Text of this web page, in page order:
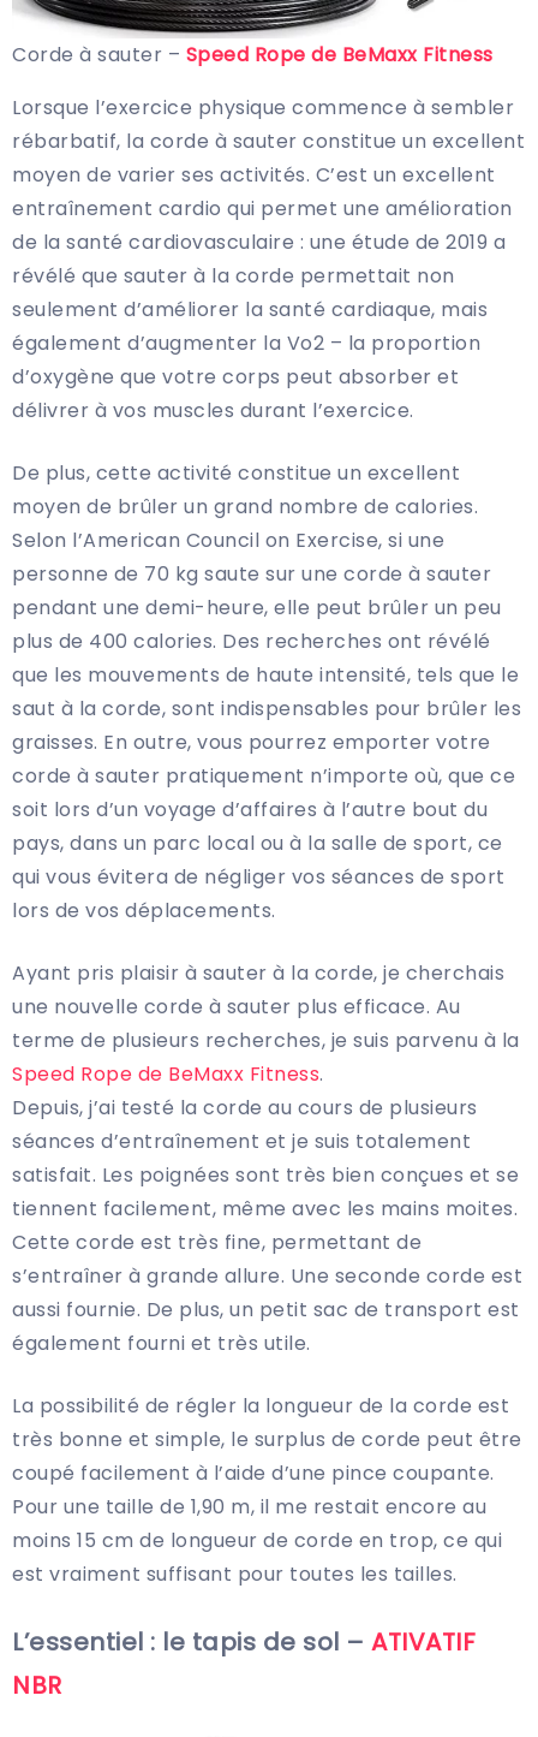
Corde à sauter – Speed Rope de BeMaxx Fitness
Lorsque l’exercice physique commence à sembler
rébarbatif, la corde à sauter constitue un excellent
moyen de varier ses activités. C’est un excellent
entraînement cardio qui permet une amélioration
de la santé cardiovasculaire : une étude de 2019 a
révélé que sauter à la corde permettait non
seulement d’améliorer la santé cardiaque, mais
également d’augmenter la Vo2 – la proportion
d’oxygène que votre corps peut absorber et
délivrer à vos muscles durant l’exercice.
De plus, cette activité constitue un excellent
moyen de brûler un grand nombre de calories.
Selon l’American Council on Exercise, si une
personne de 70 kg saute sur une corde à sauter
pendant une demi-heure, elle peut brûler un peu
plus de 400 calories. Des recherches ont révélé
que les mouvements de haute intensité, tels que le
saut à la corde, sont indispensables pour brûler les
graisses. En outre, vous pourrez emporter votre
corde à sauter pratiquement n’importe où, que ce
soit lors d’un voyage d’affaires à l’autre bout du
pays, dans un parc local ou à la salle de sport, ce
qui vous évitera de négliger vos séances de sport
lors de vos déplacements.
Ayant pris plaisir à sauter à la corde, je cherchais
une nouvelle corde à sauter plus efficace. Au
terme de plusieurs recherches, je suis parvenu à la
Speed Rope de BeMaxx Fitness.
Depuis, j’ai testé la corde au cours de plusieurs
séances d’entraînement et je suis totalement
satisfait. Les poignées sont très bien conçues et se
tiennent facilement, même avec les mains moites.
Cette corde est très fine, permettant de
s’entraîner à grande allure. Une seconde corde est
aussi fournie. De plus, un petit sac de transport est
également fourni et très utile.
La possibilité de régler la longueur de la corde est
très bonne et simple, le surplus de corde peut être
coupé facilement à l’aide d’une pince coupante.
Pour une taille de 1,90 m, il me restait encore au
moins 15 cm de longueur de corde en trop, ce qui
est vraiment suffisant pour toutes les tailles.
L’essentiel : le tapis de sol – ATIVATIF
NBR